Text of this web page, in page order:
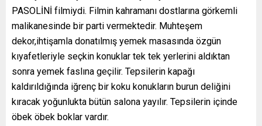
PASOLİNİ filmiydi. Filmin kahramanı dostlarına görkemli
malikanesinde bir parti vermektedir. Muhteşem
dekor,ihtişamla donatılmış yemek masasında özgün
kıyafetleriyle seçkin konuklar tek tek yerlerini aldıktan
sonra yemek faslına geçilir. Tepsilerin kapağı
kaldırıldığında iğrenç bir koku konukların burun deliğini
kıracak yoğunlukta bütün salona yayılır. Tepsilerin içinde
öbek öbek boklar vardır.